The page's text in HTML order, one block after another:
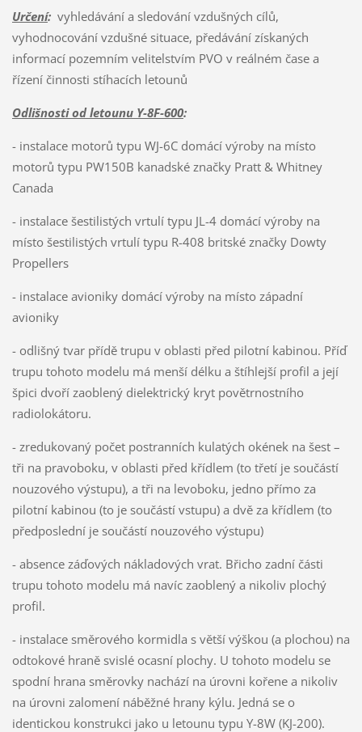
Určení:vyhledávání a sledování vzdušných cílů,
vyhodnocování vzdušné situace, předávání získaných
informací pozemním velitelstvím PVO v reálném čase a
řízení činnosti stíhacích letounů
Odlišnosti od letounu Y-8F-600:
- instalace motorů typu WJ-6C domácí výroby na místo
motorů typu PW150B kanadské značky Pratt & Whitney
Canada
- instalace šestilistých vrtulí typu JL-4 domácí výroby na
místo šestilistých vrtulí typu R-408 britské značky Dowty
Propellers
- instalace avioniky domácí výroby na místo západní
avioniky
- odlišný tvar přídě trupu v oblasti před pilotní kabinou. Příď
trupu tohoto modelu má menší délku a štíhlejší profil a její
špici dvoří zaoblený dielektrický kryt povětrnostního
radiolokátoru.
- zredukovaný počet postranních kulatých okének na šest –
tři na pravoboku, v oblasti před křídlem (to třetí je součástí
nouzového výstupu), a tři na levoboku, jedno přímo za
pilotní kabinou (to je součástí vstupu) a dvě za křídlem (to
předposlední je součástí nouzového výstupu)
- absence záďových nákladových vrat. Břicho zadní části
trupu tohoto modelu má navíc zaoblený a nikoliv plochý
profil.
- instalace směrového kormidla s větší výškou (a plochou) na
odtokové hraně svislé ocasní plochy. U tohoto modelu se
spodní hrana směrovky nachází na úrovni kořene a nikoliv
na úrovni zalomení náběžné hrany kýlu. Jedná se o
identickou konstrukci jako u letounu typu Y-8W (KJ-200).